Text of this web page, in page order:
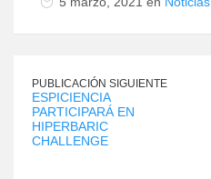
PUBLICACIÓN SIGUIENTE
ESPICIENCIA
PARTICIPARÁ EN
HIPERBARIC
CHALLENGE